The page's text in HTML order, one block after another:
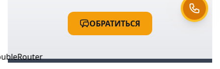
ОБРАТИТЬСЯ